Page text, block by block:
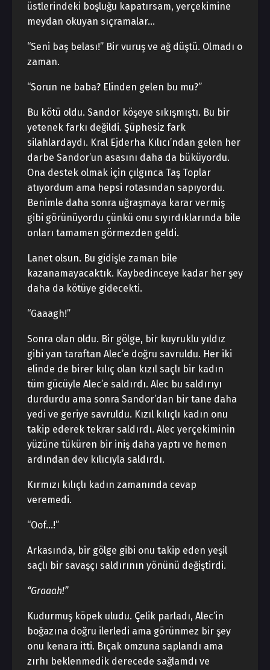
üstlerindeki boşluğu kapatırsam, yerçekimine
meydan okuyan sıçramalar…
“Seni baş belası!” Bir vuruş ve ağ düştü. Olmadı o
zaman.
“Sorun ne baba? Elinden gelen bu mu?”
Bu kötü oldu. Sandor köşeye sıkışmıştı. Bu bir
yetenek farkı değildi. Şüphesiz fark
silahlardaydı. Kral Ejderha Kılıcı’ndan gelen her
darbe Sandor’un asasını daha da büküyordu.
Ona destek olmak için çılgınca Taş Toplar
atıyordum ama hepsi rotasından sapıyordu.
Benimle daha sonra uğraşmaya karar vermiş
gibi görünüyordu çünkü onu sıyırdıklarında bile
onları tamamen görmezden geldi.
Lanet olsun. Bu gidişle zaman bile
kazanamayacaktık. Kaybedinceye kadar her şey
daha da kötüye gidecekti.
“Gaaagh!”
Sonra olan oldu. Bir gölge, bir kuyruklu yıldız
gibi yan taraftan Alec’e doğru savruldu. Her iki
elinde de birer kılıç olan kızıl saçlı bir kadın
tüm gücüyle Alec’e saldırdı. Alec bu saldırıyı
durdurdu ama sonra Sandor’dan bir tane daha
yedi ve geriye savruldu. Kızıl kılıçlı kadın onu
takip ederek tekrar saldırdı. Alec yerçekiminin
yüzüne tüküren bir iniş daha yaptı ve hemen
ardından dev kılıcıyla saldırdı.
Kırmızı kılıçlı kadın zamanında cevap
veremedi.
“Oof…!”
Arkasında, bir gölge gibi onu takip eden yeşil
saçlı bir savaşçı saldırının yönünü değiştirdi.
“Graaah!”
Kudurmuş köpek uludu. Çelik parladı, Alec’in
boğazına doğru ilerledi ama görünmez bir şey
onu kenara itti. Bıçak omzuna saplandı ama
zırhı beklenmedik derecede sağlamdı ve